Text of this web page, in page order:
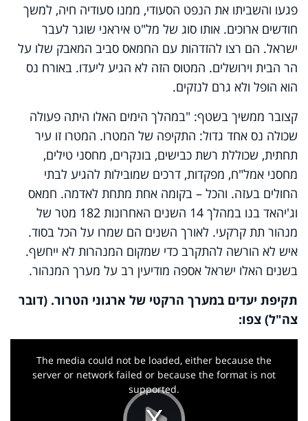
פגעו והשביתו את הנפט הסעודי, ממנו סעודיה חיה, למשך
חודשים ארוכים. אותו סוג של מל"ט איראני שוגר לעבר
ישראל. הם רצו להזדהות עם החמאס סביב המאבק שלו על
הר הבית וירושלים. המטוס הזה לא הגיע ליעדו. באורח נס
הוא הופל ולא גרם לנזקים.
קצובר ממשיך בשטף: "במהלך הימים האלו היתה פעולה
שכולה נס אחד גדול: התקיפה של המטרו. המטרו זו עיר
תחתית, שכוללת רשת כבישים, בונקרים, מחסני טילים,
מחסני אמל"ח, מפקדות, דרכים שמובילות להגיע לבתי
החולים בעזה. והכל – בקומה אחת מתחת לאדמה. חמאס
וג'יהאד בנו במהלך 14 השנים האחרונות 182 מטר של
מנהור תת קרקעי. לאורך השנים הם שמרו על הכל בסוד.
איש לא הורשה להתקרב כדי שמקום המנהרות לא ייחשף.
בשנים האלו ישראל אספה מודיעין רב על מערך המנהור.
תקיפת יעדים במערך הרקטי של ארגוני הטרור. (דובר
צה"ל) צפו:
This
The media could not be loaded, either because the
server or network failed or because the format is not
supported.